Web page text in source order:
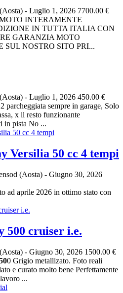
- Luglio 1, 2026 7700.00 €
INTERAMENTE
IN TUTTA ITALIA CON
GARANZIA MOTO
NOSTRO SITO PRI...
- Luglio 1, 2026 450.00 €
parcheggiata sempre in garage, Solo
x il resto funzionante
in pista No ...
Versilia 50 cc 4 tempi
(Aosta) - Giugno 30, 2026
ad aprile 2026 in ottimo stato con
500 cruiser i.e.
- Giugno 30, 2026 1500.00 €
0 Grigio metallizato. Foto reali
e curato molto bene Perfettamente
...